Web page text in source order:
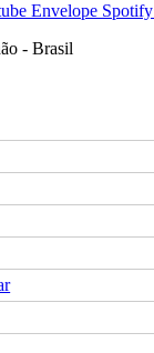
Envelope Spotify
- Brasil